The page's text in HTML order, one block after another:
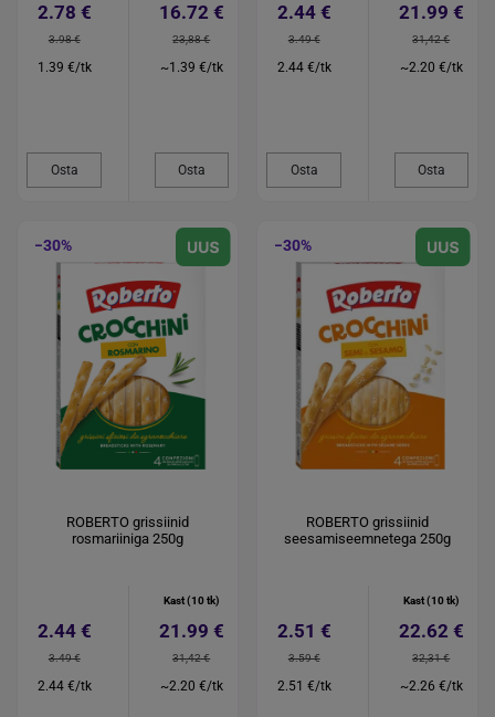
2.78 €
3.98 €
1.39 €/tk
Osta
16.72 €
23,88 €
~1.39 €/tk
Osta
2.44 €
3.49 €
2.44 €/tk
Osta
21.99 €
31,42 €
~2.20 €/tk
Osta
−30%
ROBERTO grissiinid
rosmariiniga 250g
2.44 €
3.49 €
2.44 €/tk
Kast (10 tk)
21.99 €
31,42 €
~2.20 €/tk
−30%
ROBERTO grissiinid
seesamiseemnetega 250g
2.51 €
3.59 €
2.51 €/tk
Kast (10 tk)
22.62 €
32,31 €
~2.26 €/tk